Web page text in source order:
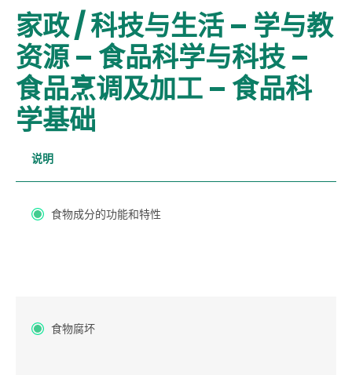
家政 / 科技与生活 – 学与教
资源 – 食品科学与科技 –
食品烹调及加工 – 食品科
学基础
说明
食物成分的功能和特性
食物腐坏